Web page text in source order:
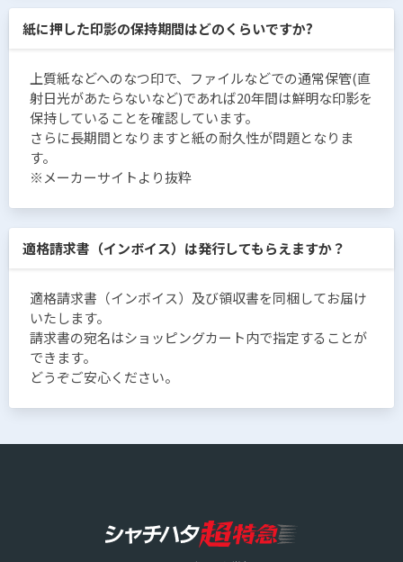
紙に押した印影の保持期間はどのくらいですか?
上質紙などへのなつ印で、ファイルなどでの通常保管(直
射日光があたらないなど)であれば20年間は鮮明な印影を
保持していることを確認しています。
さらに長期間となりますと紙の耐久性が問題となりま
す。
※メーカーサイトより抜粋
適格請求書（インボイス）は発行してもらえますか？
適格請求書（インボイス）及び領収書を同梱してお届け
いたします。
請求書の宛名はショッピングカート内で指定することが
できます。
どうぞご安心ください。